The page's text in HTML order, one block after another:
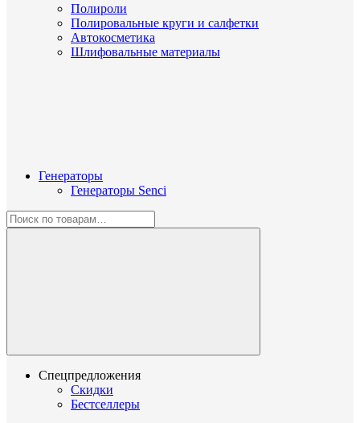
Полироли
Полировальные круги и салфетки
Автокосметика
Шлифовальные материалы
Генераторы
Генераторы Senci
Спецпредложения
Скидки
Бестселлеры